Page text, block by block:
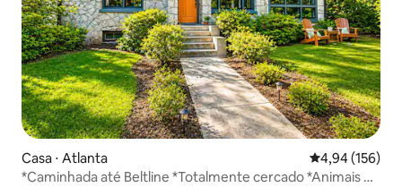
Casa ⋅ Atlanta 4,94 de uma
4,94 (156)
*Caminhada até Beltline *Totalmente cercado *Animais de